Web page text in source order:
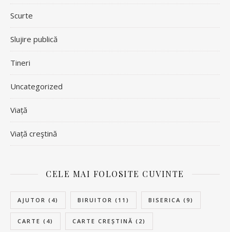
Scurte
Slujire publică
Tineri
Uncategorized
Viață
Viață creştină
CELE MAI FOLOSITE CUVINTE
AJUTOR (4) BIRUITOR (11) BISERICA (9)
CARTE (4) CARTE CREȘTINĂ (2)